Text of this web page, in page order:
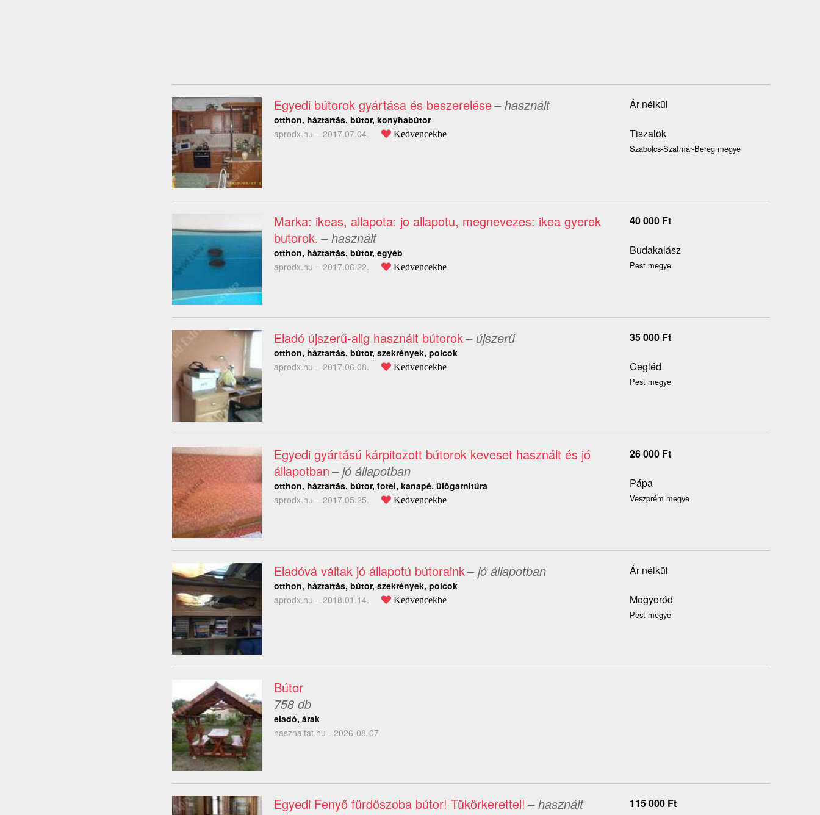
Egyedi bútorok gyártása és beszerelése– használt
otthon, háztartás, bútor, konyhabútor
aprodx.hu – 2017.07.04. Kedvencekbe
Ár nélkül
Tiszalök
Szabolcs-Szatmár-Bereg megye
Marka: ikeas, allapota: jo allapotu, megnevezes: ikea gyerek
butorok. – használt
otthon, háztartás, bútor, egyéb
aprodx.hu – 2017.06.22. Kedvencekbe
40 000 Ft
Budakalász
Pest megye
Eladó újszerű-alig használt bútorok– újszerű
otthon, háztartás, bútor, szekrények, polcok
aprodx.hu – 2017.06.08. Kedvencekbe
35 000 Ft
Cegléd
Pest megye
Egyedi gyártású kárpitozott bútorok keveset használt és jó
állapotban– jó állapotban
otthon, háztartás, bútor, fotel, kanapé, ülőgarnitúra
aprodx.hu – 2017.05.25. Kedvencekbe
26 000 Ft
Pápa
Veszprém megye
Eladóvá váltak jó állapotú bútoraink– jó állapotban
otthon, háztartás, bútor, szekrények, polcok
aprodx.hu – 2018.01.14. Kedvencekbe
Ár nélkül
Mogyoród
Pest megye
Bútor
758 db
eladó, árak
hasznaltat.hu - 2026-08-07
Egyedi Fenyő fürdőszoba bútor! Tükörkerettel! – használt 115 000 Ft